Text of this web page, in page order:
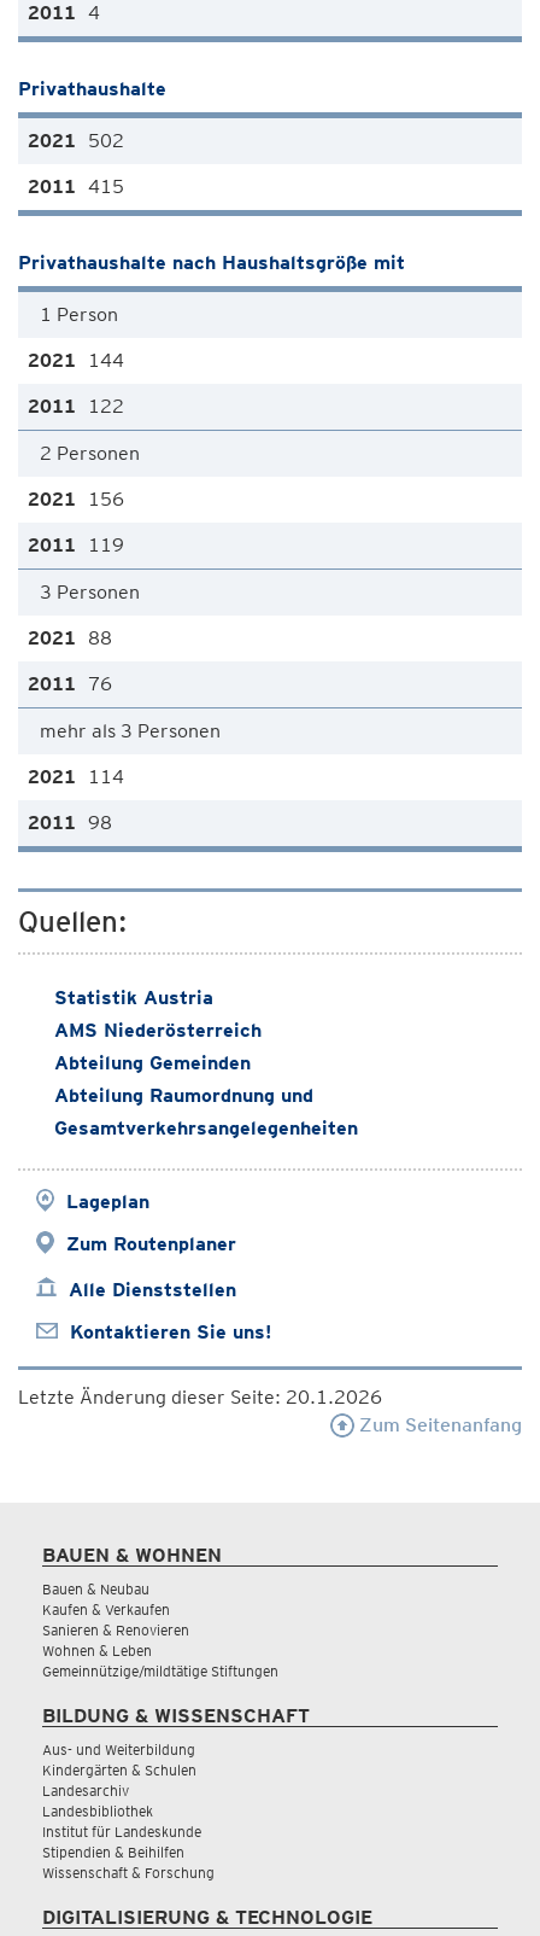
4
Privathaushalte
502
415
Privathaushalte nach Haushaltsgröße mit
1 Person
144
122
2 Personen
156
119
3 Personen
88
76
mehr als 3 Personen
114
98
Quellen:
Statistik Austria
AMS Niederösterreich
Abteilung Gemeinden
Abteilung Raumordnung und
Gesamtverkehrsangelegenheiten
Lageplan
Zum Routenplaner
Alle Dienststellen
Kontaktieren Sie uns!
Letzte Änderung dieser Seite: 20.1.2026
Zum Seitenanfang
BAUEN & WOHNEN
Bauen & Neubau
Kaufen & Verkaufen
Sanieren & Renovieren
Wohnen & Leben
Gemeinnützige/mildtätige Stiftungen
BILDUNG & WISSENSCHAFT
Aus- und Weiterbildung
Kindergärten & Schulen
Landesarchiv
Landesbibliothek
Institut für Landeskunde
Stipendien & Beihilfen
Wissenschaft & Forschung
DIGITALISIERUNG & TECHNOLOGIE